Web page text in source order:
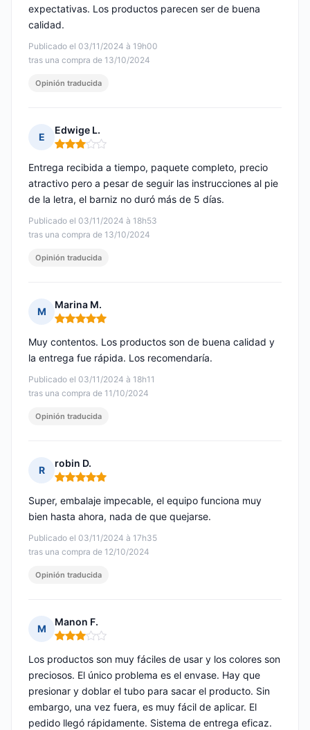
Publicado el 03/11/2024 à 19h00
tras una compra de 13/10/2024
expectativas. Los productos parecen ser de buena
calidad.
Opinión traducida
E
Edwige L.
Nota: 3 de 5
Publicado el 03/11/2024 à 18h53
tras una compra de 13/10/2024
Entrega recibida a tiempo, paquete completo, precio
atractivo pero a pesar de seguir las instrucciones al pie
de la letra, el barniz no duró más de 5 días.
Opinión traducida
M
Marina M.
Nota: 5 de 5
Publicado el 03/11/2024 à 18h11
tras una compra de 11/10/2024
Muy contentos. Los productos son de buena calidad y
la entrega fue rápida. Los recomendaría.
Opinión traducida
R
robin D.
Nota: 5 de 5
Publicado el 03/11/2024 à 17h35
tras una compra de 12/10/2024
Super, embalaje impecable, el equipo funciona muy
bien hasta ahora, nada de que quejarse.
Opinión traducida
M
Manon F.
Nota: 3 de 5
Los productos son muy fáciles de usar y los colores son
preciosos. El único problema es el envase. Hay que
presionar y doblar el tubo para sacar el producto. Sin
embargo, una vez fuera, es muy fácil de aplicar. El
pedido llegó rápidamente. Sistema de entrega eficaz.